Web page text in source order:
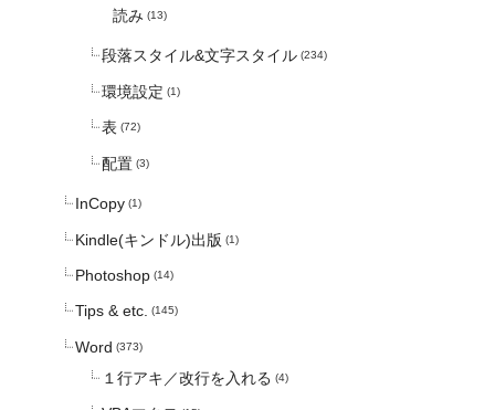
読み (13)
段落スタイル&文字スタイル (234)
環境設定 (1)
表 (72)
配置 (3)
InCopy (1)
Kindle(キンドル)出版 (1)
Photoshop (14)
Tips & etc. (145)
Word (373)
１行アキ／改行を入れる (4)